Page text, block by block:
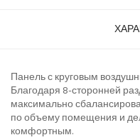
Панель с круговым
Благодаря 8-сторонней
максимально
по объему помещения и
комфортным.